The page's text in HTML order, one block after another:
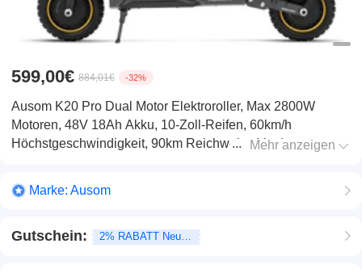
599,00€ 884,01€ -32%
Mehr anzeigen
Ausom K20 Pro Dual Motor Elektroroller, Max 2800W
Motoren, 48V 18Ah Akku, 10-Zoll-Reifen, 60km/h
Höchstgeschwindigkeit, 90km Reichweite, Vorder- &
Marke: Ausom
Gutschein: 2% RABATT Neukunden